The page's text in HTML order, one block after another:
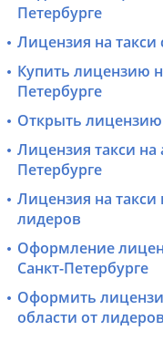
Петербурге
Лицензия на такси
Купить лицензию
Петербурге
Открыть лицензию
Лицензия такси
Петербурге
Лицензия на такси
лидеров
Оформление
Санкт-Петербурге
Оформить
области от лидеров